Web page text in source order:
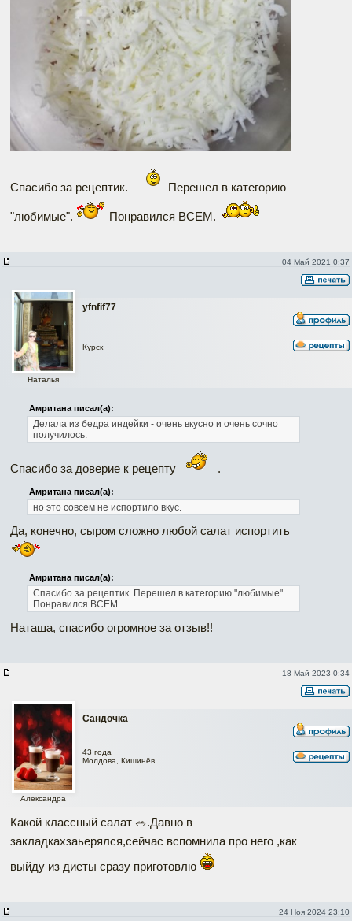
Спасибо за рецептик. Перешел в категорию
"любимые". Понравился ВСЕМ.
04 Май 2021 0:37
yfnfif77
Наталья
Курск
Амритана писал(а):
Делала из бедра индейки - очень вкусно и очень сочно
получилось.
Спасибо за доверие к рецепту .
Амритана писал(а):
но это совсем не испортило вкус.
Да, конечно, сыром сложно любой салат испортить
Амритана писал(а):
Спасибо за рецептик. Перешел в категорию "любимые".
Понравился ВСЕМ.
Наташа, спасибо огромное за отзыв!!
18 Май 2023 0:34
Сандочка
Александра
43 года
Молдова, Кишинёв
Какой классный салат 🥗.Давно в
закладкахзаьерялся,сейчас вспомнила про него ,как
выйду из диеты сразу приготовлю
24 Ноя 2024 23:10